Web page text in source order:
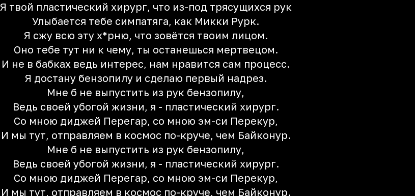
Я твой пластический хирург, что из-под трясущихся рук
Улыбается тебе симпатяга, как Микки Рурк.
Я сжу всю эту х*рню, что зовётся твоим лицом.
Оно тебе тут ни к чему, ты останешься мертвецом.
И не в бабках ведь интерес, нам нравится сам процесс.
Я достану бензопилу и сделаю первый надрез.
Мне б не выпустить из рук бензопилу,
Ведь своей убогой жизни, я - пластический хирург.
Со мною диджей Перегар, со мною эм-си Перекур,
И мы тут, отправляем в космос по-круче, чем Байконур.
Мне б не выпустить из рук бензопилу,
Ведь своей убогой жизни, я - пластический хирург.
Со мною диджей Перегар, со мною эм-си Перекур,
И мы тут, отправляем в космос по-круче, чем Байконур.